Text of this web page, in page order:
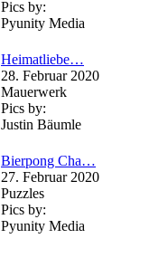
Pics by:
Pyunity Media
Heimatliebe…
28. Februar 2020
Mauerwerk
Pics by:
Justin Bäumle
Bierpong Cha…
27. Februar 2020
Puzzles
Pics by:
Pyunity Media